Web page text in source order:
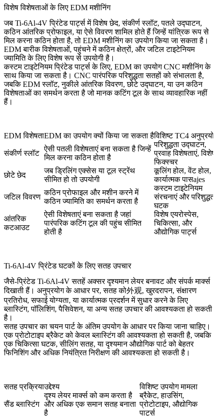
विशेष विशेषताओं के लिए EDM मशीनिंग
जब Ti-6Al-4V प्रिंटेड पार्ट्स में विशेष छेद, संकीर्ण स्लॉट, पतले उद्घाटन,
कठिन आंतरिक प्रोफाइल, या ऐसे विवरण शामिल होते हैं जिन्हें यांत्रिक रूप से
मिल करना कठिन होता है, तो EDM मशीनिंगका उपयोग किया जा सकता है।
EDM बारीक विशेषताओं, पहुंचने में कठिन क्षेत्रों, और जटिल टाइटेनियम
ज्यामिति के लिए विशेष रूप से उपयोगी है।
कस्टम टाइटेनियम प्रिंटेड पार्ट्स के लिए, EDM का उपयोग CNC मशीनिंग के
साथ किया जा सकता है। CNC पारंपरिक परिशुद्धता सतहों को संभालता है,
जबकि EDM स्लॉट, नुकीले आंतरिक विवरण, छोटे उद्घाटन, या उन कठिन
विशेषताओं का समर्थन करता है जो मानक कटिंग टूल के साथ व्यावहारिक नहीं
हैं।
EDM विशेषताEDM का उपयोग क्यों किया जा सकता हैविशिष्ट TC4
संकीर्ण स्लॉट
ऐसी पतली विशेषताएं बना सकता है जिन्हें
मिल करना कठिन होता है
परिशुद्धता उद्घाटन,
प्रवाह विशेषताएं, विशेष
फिक्स्चर
छोटे छेद
जब ड्रिलिंग एक्सेस या टूल स्ट्रेंथ
सीमित हो तो उपयोगी
कूलिंग होल, वेंट होल,
कार्यात्मक पासajes
जटिल विवरण
कठिन प्रोफाइल और मशीन करने में
कठिन ज्यामिति का समर्थन करता है
कस्टम टाइटेनियम
संरचनाएं और परिशुद्धता
घटक
आंतरिक
कटआउट
ऐसी विशेषताएं बना सकता है जहां
पारंपरिक कटिंग टूल की पहुंच सीमित
होती है
विशेष एयरोस्पेस,
चिकित्सा, और
औद्योगिक पार्ट्स
Ti-6Al-4V प्रिंटेड घटकों के लिए सतह उपचार
जैसे-प्रिंटेड Ti-6Al-4V सतहें अक्सर दृश्यमान लेयर बनावट और संपर्क मार्क्स
दिखाती हैं। अनुप्रयोग के आधार पर, सतह को外观, खुरदरापन, संक्षारण
प्रतिरोध, सफाई योग्यता, या कार्यात्मक प्रदर्शन में सुधार करने के लिए
ब्लास्टिंग, पॉलिशिंग, पैसिवेशन, या अन्यसतह उपचारकी आवश्यकता हो सकती
है।
सतह उपचार का चयन पार्ट के अंतिम उपयोग के आधार पर किया जाना चाहिए।
एक प्रोटोटाइप ब्रैकेट को केवल ब्लास्टिंग की आवश्यकता हो सकती है, जबकि
एक चिकित्सा घटक, सीलिंग सतह, या दृश्यमान औद्योगिक पार्ट को बेहतर
फिनिशिंग और अधिक नियंत्रित निरीक्षण की आवश्यकता हो सकती है।
सतह प्रक्रियाउद्देश्य विशिष्ट उपयोग मामला
सैंड ब्लास्टिंग
दृश्य लेयर मार्क्स को कम करता है
और अधिक एक समान सतह बनाता
है
ब्रैकेट, हाउसिंग,
प्रोटोटाइप, औद्योगिक
पार्ट्स